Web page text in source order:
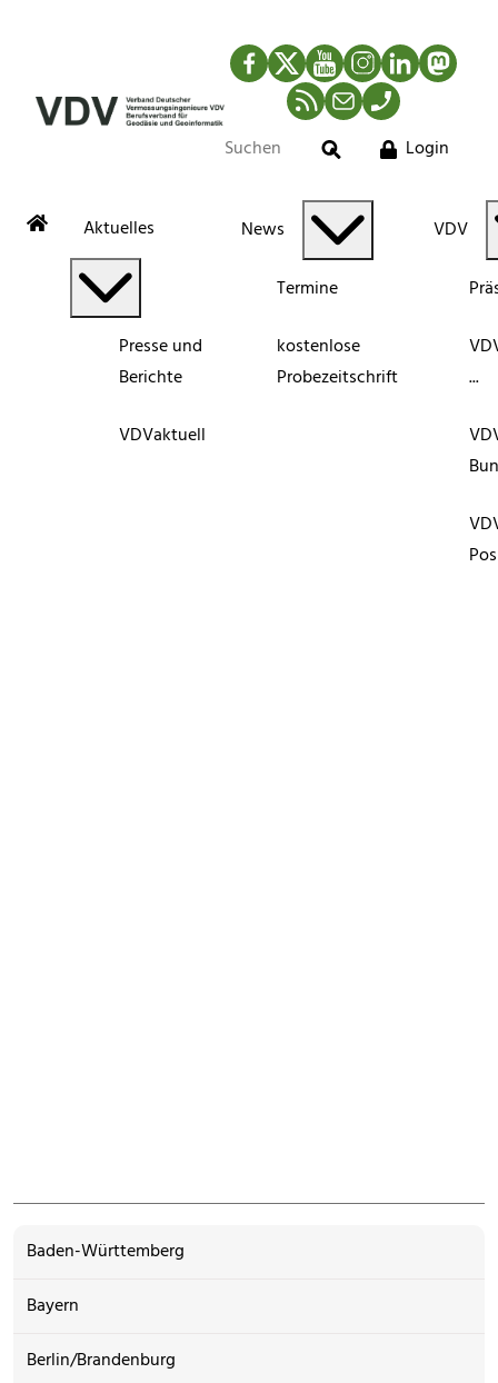
Facebook
TwitterYouTubeInstagram
LinkedIn
RSS-Newsfeed
MailTelefon
Suche
Login
Aktuelles
Presse und
Berichte
VDVaktuell
News
Termine
kostenlose
Probezeitschrift
VDV
...
Baden-Württemberg
Bayern
Berlin/Brandenburg